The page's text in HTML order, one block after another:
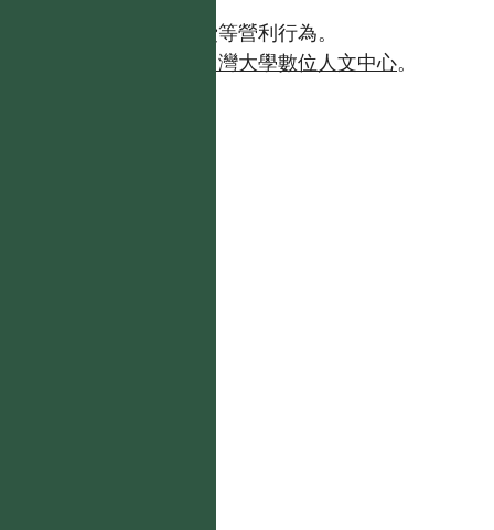
且不得有收取資料查詢費等營利行為。
台灣大學數位人文中心。